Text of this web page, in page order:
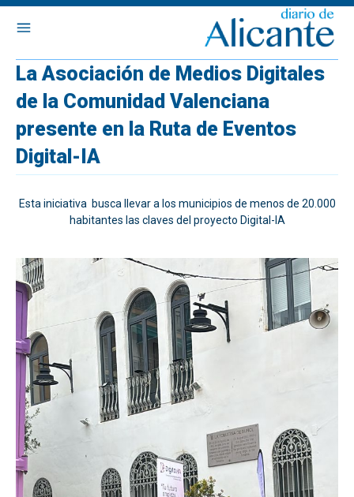
La Asociación de Medios Digitales
de la Comunidad Valenciana
presente en la Ruta de Eventos
Digital-IA
Esta iniciativa busca llevar a los municipios de menos de 20.000
habitantes las claves del proyecto Digital-IA